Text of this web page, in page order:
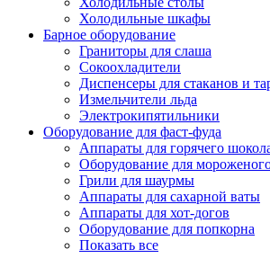
Холодильные шкафы
Барное оборудование
Граниторы для слаша
Сокоохладители
Диспенсеры для стаканов и
Измельчители льда
Электрокипятильники
Оборудование для фаст-фуда
Аппараты для горячего
Оборудование для
Грили для шаурмы
Аппараты для сахарной ваты
Аппараты для хот-догов
Оборудование для попкорна
Показать все